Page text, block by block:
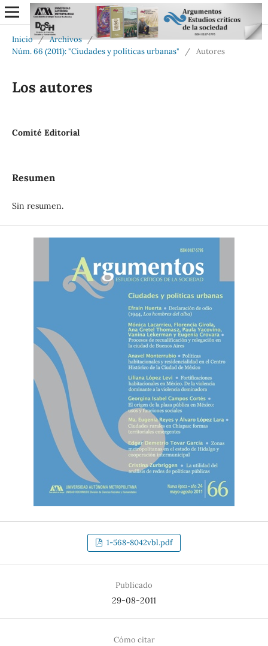
Inicio / Archivos /
Núm. 66 (2011): "Ciudades y políticas urbanas"
/ Autores
Los autores
Comité Editorial
Resumen
Sin resumen.
1-568-8042vbl.pdf
Publicado
29-08-2011
Cómo citar